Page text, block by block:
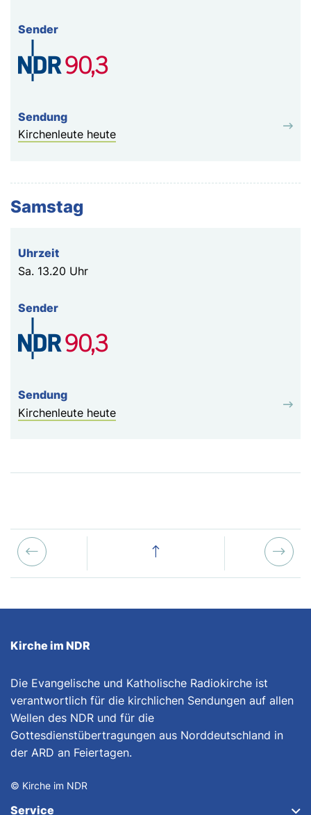
Kirchenleute heute
Samstag
Sa. 13.20 Uhr
Kirchenleute heute
Kirche im NDR
Die Evangelische und Katholische Radiokirche ist
verantwortlich für die kirchlichen Sendungen auf allen
Wellen des NDR und für die
Gottesdienstübertragungen aus Norddeutschland in
der ARD an Feiertagen.
© Kirche im NDR
Service